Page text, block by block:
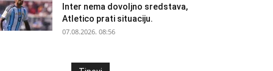
Inter nema dovoljno sredstava,
Atletico prati situaciju.
07.08.2026. 08:56